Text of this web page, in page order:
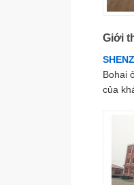
Giới
Bohai
của